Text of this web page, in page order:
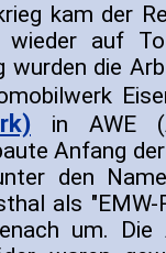
kam der
wieder auf
die
in AWE
Anfang
den
als
um. Die